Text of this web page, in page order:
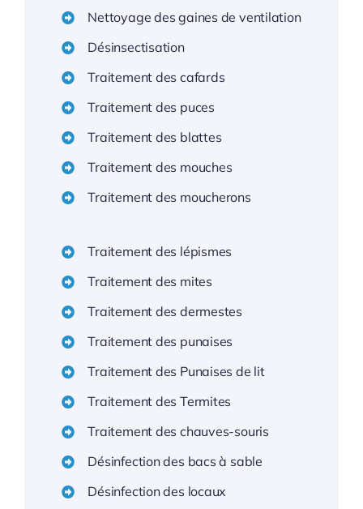
Nettoyage des gaines de ventilation
Désinsectisation
Traitement des cafards
Traitement des puces
Traitement des blattes
Traitement des mouches
Traitement des moucherons
Traitement des lépismes
Traitement des mites
Traitement des dermestes
Traitement des punaises
Traitement des Punaises de lit
Traitement des Termites
Traitement des chauves-souris
Désinfection des bacs à sable
Désinfection des locaux